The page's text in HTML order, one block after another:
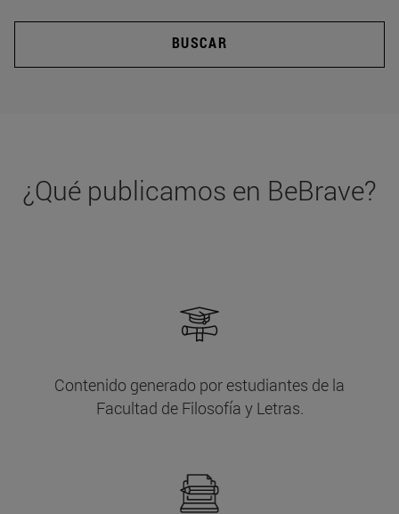
BUSCAR
¿Qué publicamos en BeBrave?
Contenido generado por estudiantes de la
Facultad de Filosofía y Letras.